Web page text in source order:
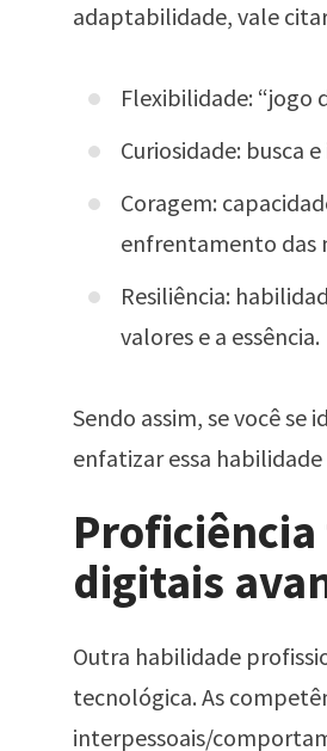
adaptabilidade, vale
Flexibilidade: “jogo
Curiosidade: busca
Coragem:
enfrentamento das
Resiliência:
valores e a essência.
Sendo assim, se você
enfatizar essa
digitais
Outra habilidade
tecnológica. As
interpessoais/